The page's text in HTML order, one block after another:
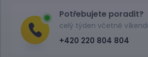
Potřebujete poradit?
celý týden včetně
+420 220 804 804